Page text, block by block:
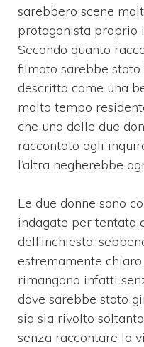
sarebbero scene
protagonista proprio
Secondo quanto
filmato sarebbe stato
descritta come una
molto tempo
che una delle due
raccontato agli
l’altra negherebbe
Le due donne sono
indagate per tentata
dell’inchiesta,
estremamente
rimangono infatti
dove sarebbe stato
sia sia rivolto
senza raccontare la